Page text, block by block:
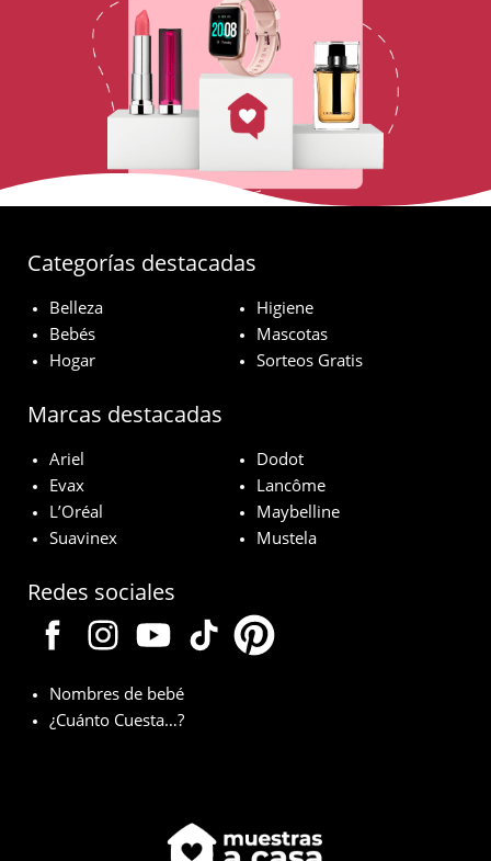
Categorías destacadas
Belleza
Higiene
Bebés
Mascotas
Hogar
Sorteos Gratis
Marcas destacadas
Ariel
Dodot
Evax
Lancôme
L’Oréal
Maybelline
Suavinex
Mustela
Redes sociales
Nombres de bebé
¿Cuánto Cuesta…?